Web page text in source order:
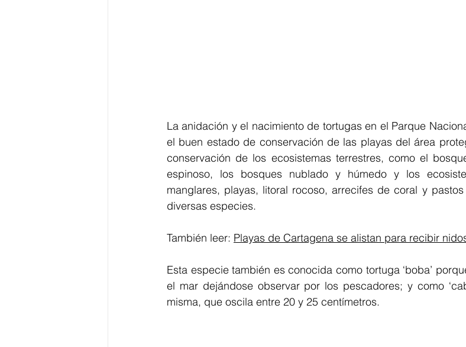
La anidación y el nacimiento de tortugas en el Parque
el buen estado de conservación de las playas del área
conservación de los ecosistemas terrestres, como el
espinoso, los bosques nublado y húmedo y los
manglares, playas, litoral rocoso, arrecifes de coral y
diversas especies.
También leer: Playas de Cartagena se alistan para recibir
Esta especie también es conocida como tortuga ‘boba’
el mar dejándose observar por los pescadores; y como
misma, que oscila entre 20 y 25 centímetros.